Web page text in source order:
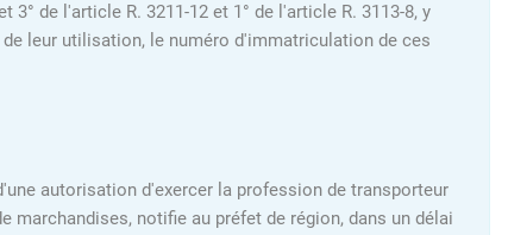
de l'article R. 3211-12 et 1° de l'article R. 3113-8, y
leur utilisation, le numéro d'immatriculation de ces
autorisation d'exercer la profession de transporteur
marchandises, notifie au préfet de région, dans un délai